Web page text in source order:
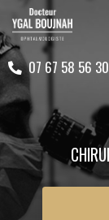
au
contenu
principal07 67 58 56 30